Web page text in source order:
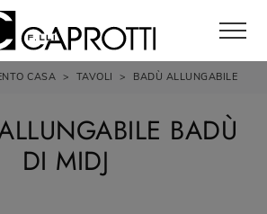
CASA > TAVOLI > BADÙ ALLUNGABILE
BADÙ
DI MIDJ